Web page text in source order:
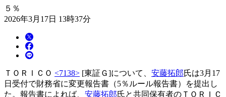
５％
2026年3月17日 13時37分
ＴＯＲＩＣＯ <7138> [東証Ｇ]について、 安藤拓郎氏は3月17
日受付で財務省に変更報告書（5％ルール報告書）を提出し
た。報告書によれば、 安藤拓郎氏と共同保有者のＴＯＲＩＣ